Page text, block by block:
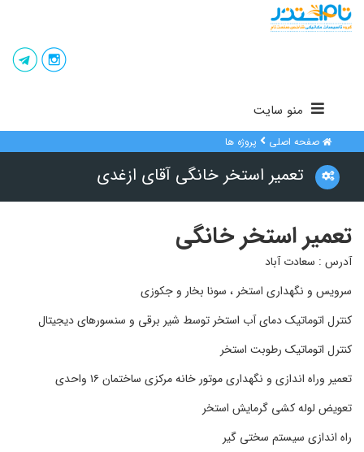
منو سایت
صفحه اصلی پروژه ها
تعمیر استخر خانگی آقای ازغدی
تعمیر استخر خانگی
آدرس : سعادت آباد
سرویس و نگهداری استخر ، سونا بخار و جکوزی
کنترل اتوماتیک دمای آب استخر توسط شیر برقی و سنسورهای دیجیتال
کنترل اتوماتیک رطوبت استخر
تعمیر وراه اندازی و نگهداریموتور خانهمرکزی ساختمان ۱۶ واحدی
تعویض لوله کشی گرمایش استخر
راه اندازی سیستم سختی گیر